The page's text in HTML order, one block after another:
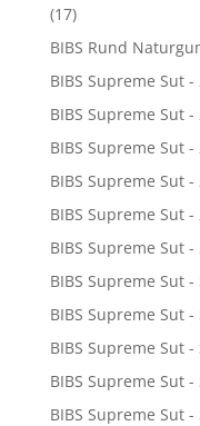
(17)
BIBS Rund
BIBS Supreme Sut -
BIBS Supreme Sut
BIBS Supreme Sut
BIBS Supreme Sut -
BIBS Supreme Sut
BIBS Supreme Sut
BIBS Supreme Sut -
BIBS Supreme Sut -
BIBS Supreme Sut
BIBS Supreme Sut
BIBS Supreme Sut